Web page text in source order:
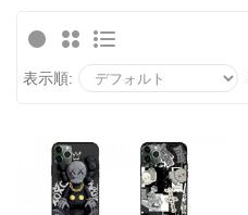
表示順: